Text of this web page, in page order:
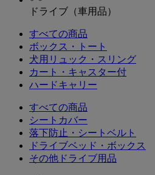
ドライブ（車用品）
すべての商品
ボックス・トート
犬用リュック・スリング
カート・キャスター付
ハードキャリー
すべての商品
シートカバー
落下防止・シートベルト
ドライブベッド・ボックス
その他ドライブ用品